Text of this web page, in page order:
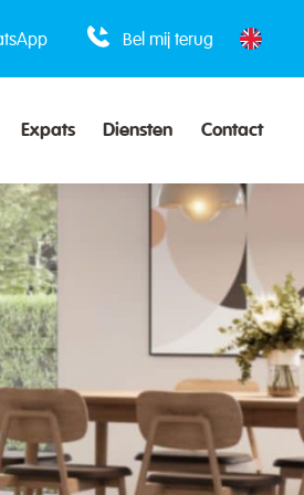
Bel mij terug
Expats Diensten Contact